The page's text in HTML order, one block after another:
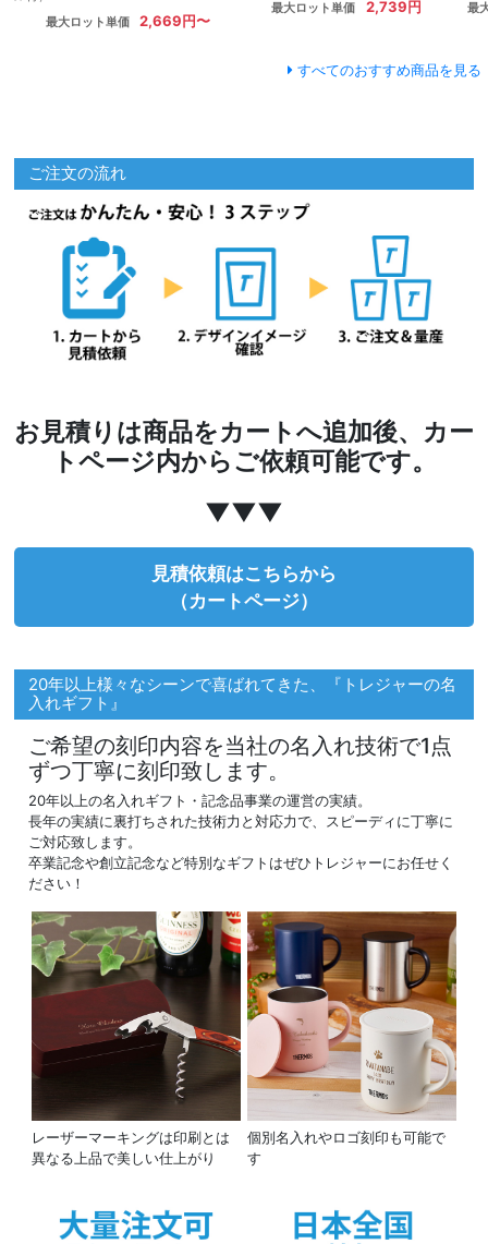
最大ロット単価
2,669円〜
最大ロット単価 2,739円 最
すべてのおすすめ商品を見る
ご注文の流れ
お見積りは商品をカートへ追加後、カー
トページ内からご依頼可能です。
▼▼▼
見積依頼はこちらから
（カートページ）
20年以上様々なシーンで喜ばれてきた、『トレジャーの名
入れギフト』
ご希望の刻印内容を当社の名入れ技術で1点
ずつ丁寧に刻印致します。
20年以上の名入れギフト・記念品事業の運営の実績。
長年の実績に裏打ちされた技術力と対応力で、スピーディに丁寧に
ご対応致します。
卒業記念や創立記念など特別なギフトはぜひトレジャーにお任せく
ださい！
レーザーマーキングは印刷とは
異なる上品で美しい仕上がり
個別名入れやロゴ刻印も可能で
す